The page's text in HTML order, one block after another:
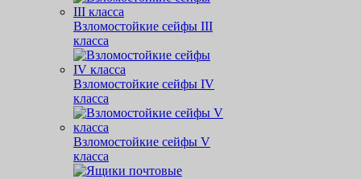
Взломостойкие сейфы III
класса
Взломостойкие сейфы IV
класса
Взломостойкие сейфы V
класса